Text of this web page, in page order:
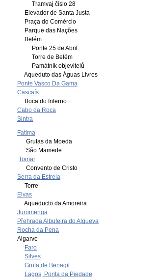
Tramvaj číslo 28
Elevador de Santa Justa
Praça do Comércio
Parque das Nações
Belém
Ponte 25 de Abril
Torre de Belém
Památník objevitelů
Aqueduto das Águas Livres
Ponte Vasco Da Gama
Cascaís
Boca do Inferno
Cabo da Roca
Sintra
Fatima
Grutas da Moeda
São Mamede
Tomar
Convento de Cristo
Serra da Estrela
Torre
Elvas
Aqueducto da Amoreira
Juromenga
Přehrada Albufeira do Alqueva
Rocha da Pena
Algarve
Faro
Silves
Gruta de Benagil
Lagos, Ponta da Piedade